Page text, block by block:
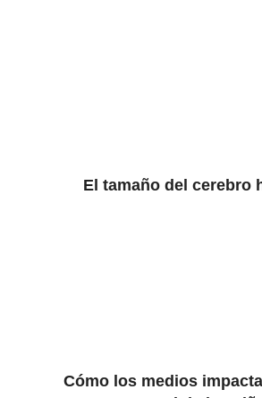
El tamaño del cerebro
Cómo los medios